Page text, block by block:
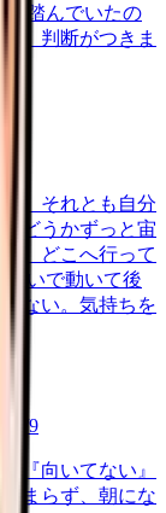
を踏んでいたの
、判断がつきま
、それとも自分
どうかずっと宙
、どこへ行って
勢いで動いて後
ない。気持ちを
6/9
『向いてない』
まらず、朝にな